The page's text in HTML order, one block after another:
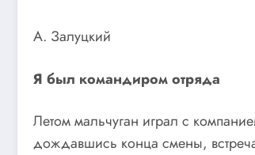
А. Залуцкий
Я был командиром отряда
Летом мальчуган играл с
дождавшись конца смены,